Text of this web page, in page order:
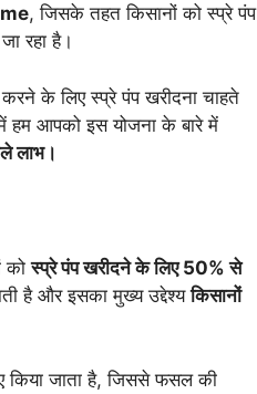
, जिसके तहत किसानों को स्प्रे पंप
रहा है।
के लिए स्प्रे पंप खरीदना चाहते
आपको इस योजना के बारे में
लाभ।
कोस्प्रे पंप खरीदने के लिए 50% से
है और इसका मुख्य उद्देश्यकिसानों
किया जाता है, जिससे फसल की